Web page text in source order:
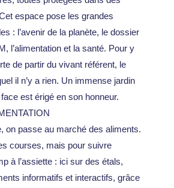
espace pose les grandes
: l’avenir de la planète, le dossier
l’alimentation et la santé. Pour y
de partir du vivant référent, le
il n’y a rien. Un immense jardin
est érigé en son honneur.
on passe au marché des aliments.
courses, mais pour suivre
à l’assiette : ici sur des étals,
informatifs et interactifs, grâce